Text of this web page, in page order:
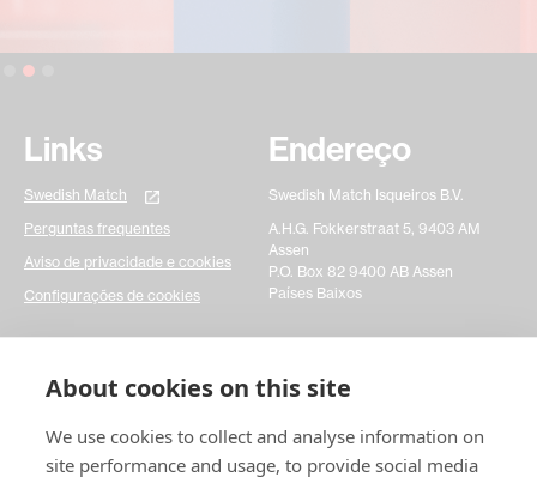
About cookies on this site
We use cookies to collect and analyse information on
site performance and usage, to provide social media
Slide 2 of 3.
Links
Swedish Match
Perguntas frequentes
Aviso de privacidade e cookies
Configurações de cookies
Endereço
Swedish Match Isqueiros B.V.
A.H.G. Fokkerstraat 5, 9403 AM
Assen
P.O. Box 82 9400 AB Assen
Países Baixos
informe-nos sobre suas dúvidas. Isso realmente nos
ajudaria a agir mais rapidamente em qualquer